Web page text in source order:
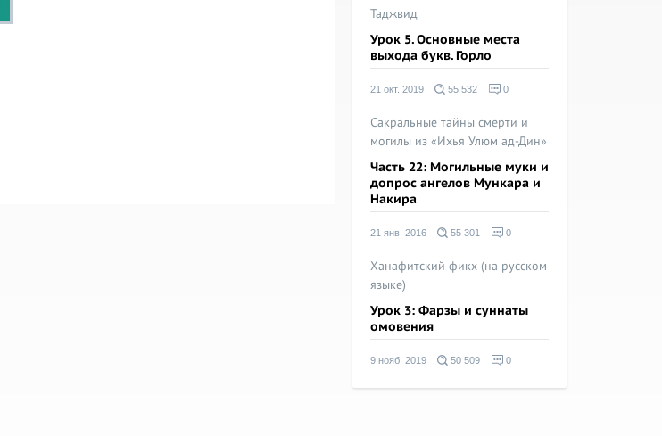
Таджвид
Урок 5. Основные места
выхода букв. Горло
21 окт. 2019 55 532 0
Сакральные тайны смерти и
могилы из «Ихья Улюм ад-Дин»
Часть 22: Могильные муки и
допрос ангелов Мункара и
Накира
21 янв. 2016 55 301 0
Ханафитский фикх (на русском
языке)
Урок 3: Фарзы и суннаты
омовения
9 нояб. 2019 50 509 0